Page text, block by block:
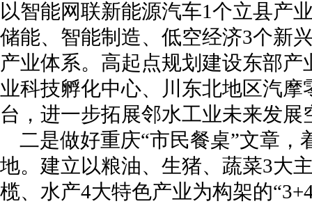
以智能网联新能源汽车1个立县产
储能、智能制造、低空经济3个新
产业体系。高起点规划建设东部
业科技孵化中心、川东北地区汽
台，进一步拓展邻水工业未来发展
二是做好重庆“市民餐桌”文章，
地。建立以粮油、生猪、蔬菜3大
榄、水产4大特色产业为构架的